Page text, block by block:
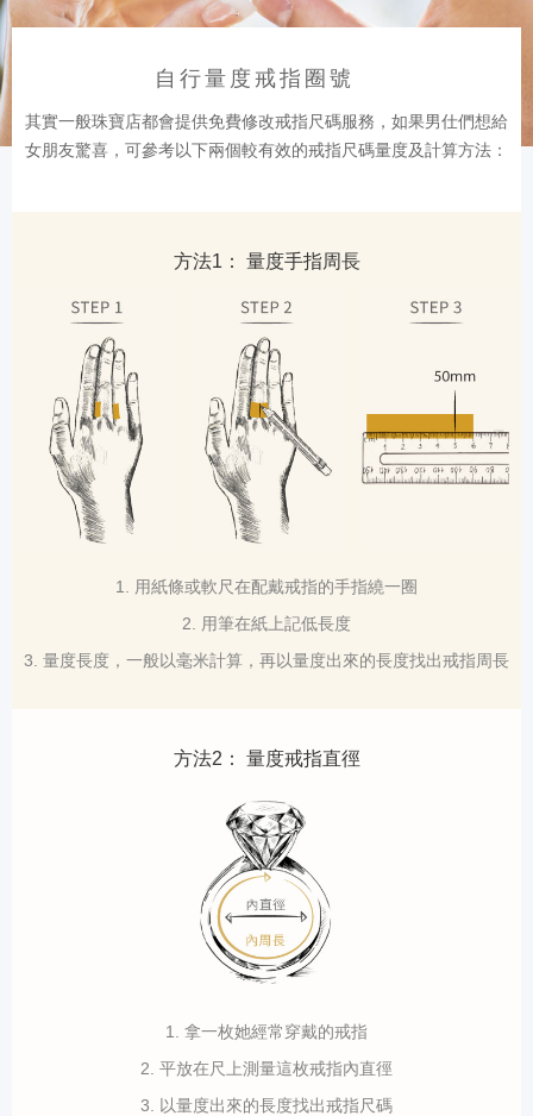
自行量度戒指圈號
其實一般珠寶店都會提供免費修改戒指尺碼服務，如果男仕們想給
女朋友驚喜，可參考以下兩個較有效的戒指尺碼量度及計算方法：
方法1： 量度手指周長
1. 用紙條或軟尺在配戴戒指的手指繞一圈
2. 用筆在紙上記低長度
3. 量度長度，一般以毫米計算，再以量度出來的長度找出戒指周長
方法2： 量度戒指直徑
1. 拿一枚她經常穿戴的戒指
2. 平放在尺上測量這枚戒指內直徑
3. 以量度出來的長度找出戒指尺碼